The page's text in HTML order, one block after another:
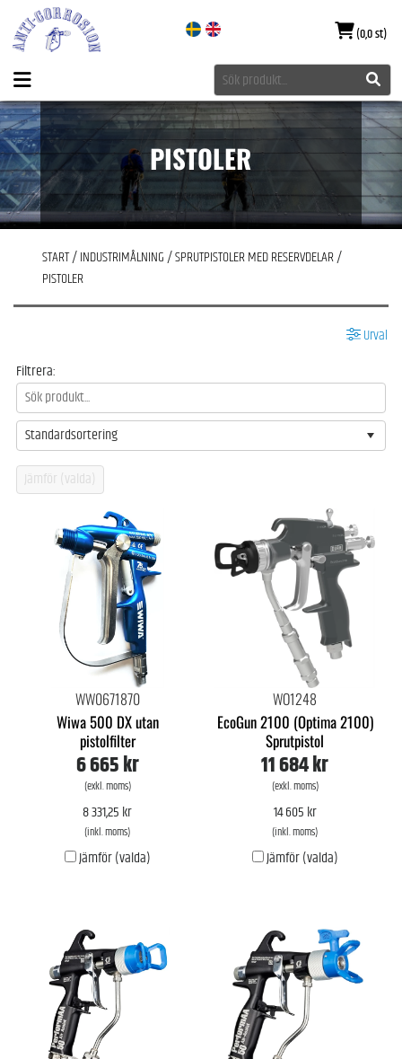
(0,0 st)
PISTOLER
START/INDUSTRIMÅLNING/SPRUTPISTOLER MED RESERVDELAR/
PISTOLER
Urval
Filtrera:
Standardsortering
WW0671870
Wiwa 500 DX utan
pistolfilter
6 665 kr
(exkl. moms)
8 331,25 kr
(inkl. moms)
Jämför (valda)
WO1248
EcoGun 2100 (Optima 2100)
Sprutpistol
11 684 kr
(exkl. moms)
14 605 kr
(inkl. moms)
Jämför (valda)